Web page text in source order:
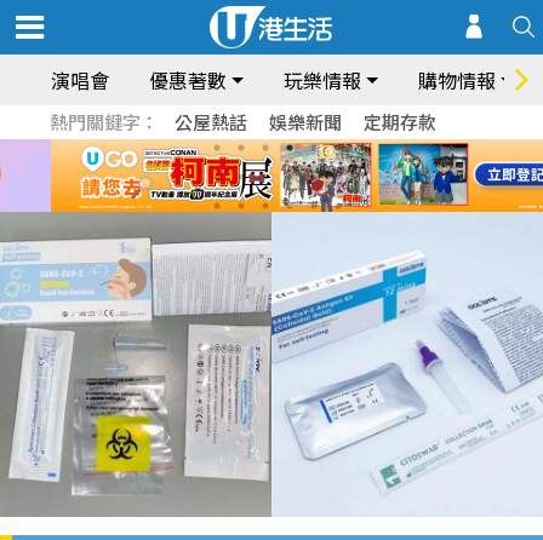
演唱會 優惠著數 玩樂情報 購物情報
熱門關鍵字： 公屋熱話 娛樂新聞 定期存款